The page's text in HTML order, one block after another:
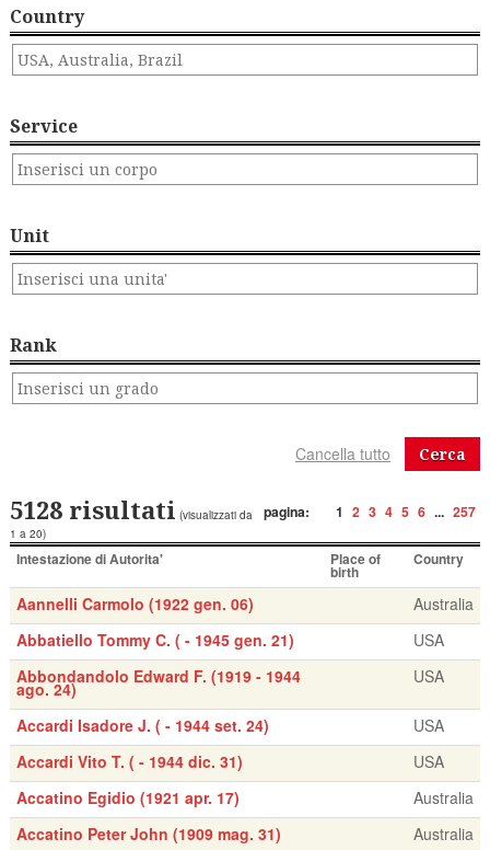
Country
Service
Unit
Rank
Cerca
pagina: 1 2 3 4 5 6 ... 257
5128 risultati (visualizzati da
1 a 20)
Intestazione di Autorita' Place of
birth
Country
Aannelli Carmolo (1922 gen. 06)
Australia
Abbatiello Tommy C. ( - 1945 gen. 21)
USA
Abbondandolo Edward F. (1919 - 1944
ago. 24)
USA
Accardi Isadore J. ( - 1944 set. 24)
USA
Accardi Vito T. ( - 1944 dic. 31)
USA
Accatino Egidio (1921 apr. 17)
Australia
Accatino Peter John (1909 mag. 31)
Australia